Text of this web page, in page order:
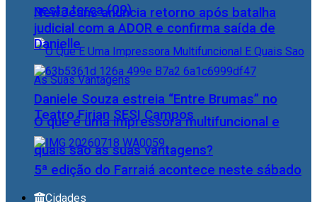
nesta terça (09)
O que é uma impressora multifuncional e
quais são as suas vantagens?
NewJeans anuncia retorno após batalha
judicial com a ADOR e confirma saída de
Danielle
Daniele Souza estreia “Entre Brumas” no
Teatro Firjan SESI Campos
5ª edição do Farraiá acontece neste sábado
Cidades